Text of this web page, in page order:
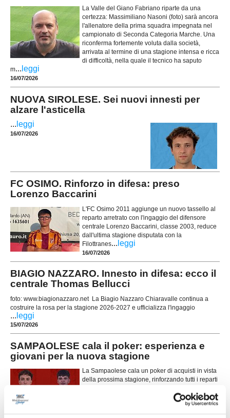
La Valle del Giano Fabriano riparte da una
certezza: Massimiliano Nasoni (foto) sarà ancora
l'allenatore della prima squadra impegnata nel
campionato di Seconda Categoria Marche. Una
riconferma fortemente voluta dalla società,
arrivata al termine di una stagione intensa e ricca
di difficoltà, nella quale il tecnico ha saputo
m... leggi
16/07/2026
NUOVA SIROLESE. Sei nuovi innesti per
alzare l'asticella
... leggi
16/07/2026
FC OSIMO. Rinforzo in difesa: preso
Lorenzo Baccarini
L'FC Osimo 2011 aggiunge un nuovo tassello al
reparto arretrato con l'ingaggio del difensore
centrale Lorenzo Baccarini, classe 2003, reduce
dall'ultima stagione disputata con la
Filottranes... leggi
16/07/2026
BIAGIO NAZZARO. Innesto in difesa: ecco il
centrale Thomas Bellucci
foto: www.biagionazzaro.net La Biagio Nazzaro Chiaravalle continua a
costruire la rosa per la stagione 2026-2027 e ufficializza l'ingaggio
... leggi
15/07/2026
SAMPAOLESE cala il poker: esperienza e
giovani per la nuova stagione
La Sampaolese cala un poker di acquisti in vista
della prossima stagione, rinforzando tutti i reparti
di esperienza. In attacco arriva Giuseppe Di
15/07/2026